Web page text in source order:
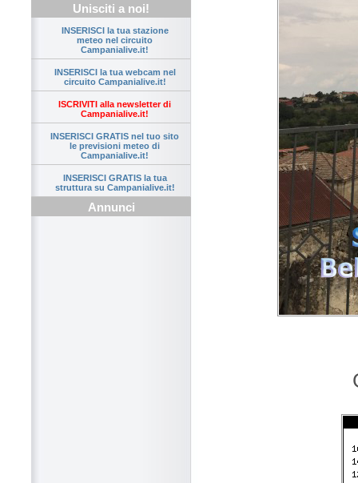
Unisciti a noi!
INSERISCI la tua stazione
meteo nel circuito
Campanialive.it!
INSERISCI la tua webcam nel
circuito Campanialive.it!
ISCRIVITI alla newsletter di
Campanialive.it!
INSERISCI GRATIS nel tuo sito
le previsioni meteo di
Campanialive.it!
INSERISCI GRATIS la tua
struttura su Campanialive.it!
Annunci